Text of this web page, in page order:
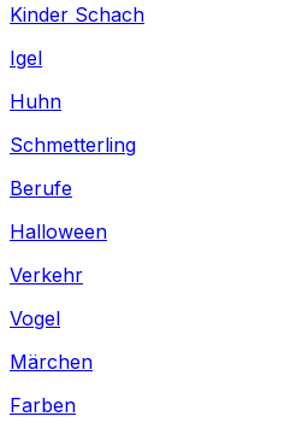
Kinder Schach
Igel
Huhn
Schmetterling
Berufe
Halloween
Verkehr
Vogel
Märchen
Farben